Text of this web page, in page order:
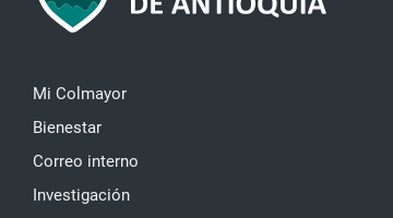
Mi Colmayor
Bienestar
Correo interno
Investigación